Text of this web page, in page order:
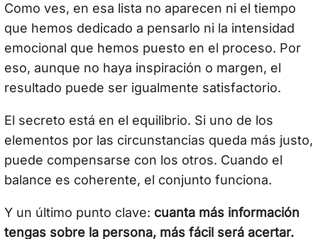
Como ves, en esa lista no aparecen ni el tiempo
que hemos dedicado a pensarlo ni la intensidad
emocional que hemos puesto en el proceso. Por
eso, aunque no haya inspiración o margen, el
resultado puede ser igualmente satisfactorio.
El secreto está en el equilibrio. Si uno de los
elementos por las circunstancias queda más justo,
puede compensarse con los otros. Cuando el
balance es coherente, el conjunto funciona.
Y un último punto clave: cuanta más información
tengas sobre la persona, más fácil será acertar.